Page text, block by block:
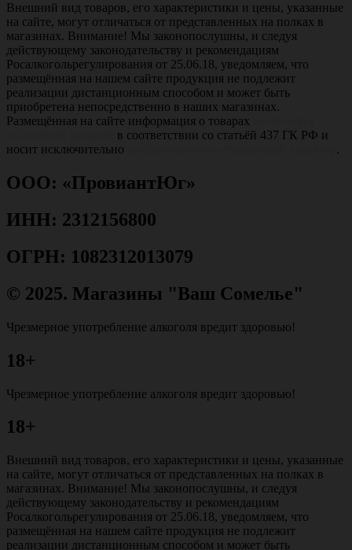
Внешний вид товаров, его характеристики и цены, указанные
на сайте, могут отличаться от представленных на полках в
магазинах. Внимание! Мы законопослушны, и следуя
действующему законодательству и рекомендациям
Росалкогольрегулирования от 25.06.18, уведомляем, что
размещённая на нашем сайте продукция не подлежит
реализации дистанционным способом и может быть
приобретена непосредственно в наших магазинах.
Размещённая на сайте информация о товарах
в соответствии со статьёй 437 ГК РФ и
носит исключительно
.
ООО: «ПровиантЮг»
ИНН: 2312156800
ОГРН: 1082312013079
© 2025. Магазины "Ваш Сомелье"
Чрезмерное употребление алкоголя вредит здоровью!
18+
Чрезмерное употребление алкоголя вредит здоровью!
18+
Внешний вид товаров, его характеристики и цены, указанные
на сайте, могут отличаться от представленных на полках в
магазинах. Внимание! Мы законопослушны, и следуя
действующему законодательству и рекомендациям
Росалкогольрегулирования от 25.06.18, уведомляем, что
размещённая на нашем сайте продукция не подлежит
реализации дистанционным способом и может быть